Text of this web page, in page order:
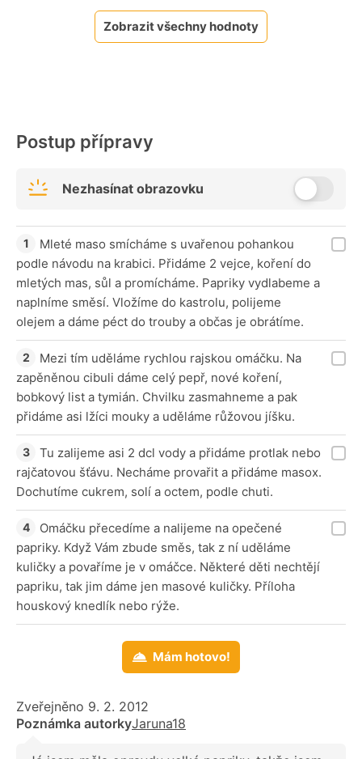
Zobrazit všechny hodnoty
Postup přípravy
Nezhasínat obrazovku
Mleté maso smícháme s uvařenou pohankou
podle návodu na krabici. Přidáme 2 vejce, koření do
mletých mas, sůl a promícháme. Papriky vydlabeme a
naplníme směsí. Vložíme do kastrolu, polijeme
olejem a dáme péct do trouby a občas je obrátíme.
Mezi tím uděláme rychlou rajskou omáčku. Na
zapěněnou cibuli dáme celý pepř, nové koření,
bobkový list a tymián. Chvilku zasmahneme a pak
přidáme asi lžíci mouky a uděláme růžovou jíšku.
Tu zalijeme asi 2 dcl vody a přidáme protlak nebo
rajčatovou šťávu. Necháme provařit a přidáme masox.
Dochutíme cukrem, solí a octem, podle chuti.
Omáčku přecedíme a nalijeme na opečené
papriky. Když Vám zbude směs, tak z ní uděláme
kuličky a povaříme je v omáčce. Některé děti nechtějí
papriku, tak jim dáme jen masové kuličky. Příloha
houskový knedlík nebo rýže.
Mám hotovo!
Zveřejněno 9. 2. 2012
Poznámka autorkyJaruna18